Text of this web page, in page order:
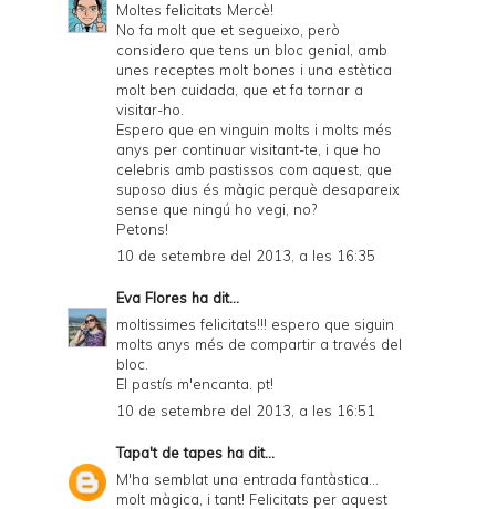
i
e
d
d
P
Moltes felicitats Mercè!
No fa molt que et segueixo, però
considero que tens un bloc genial, amb
unes receptes molt bones i una estètica
molt ben cuidada, que et fa tornar a
visitar-ho.
Espero que en vinguin molts i molts més
anys per continuar visitant-te, i que ho
celebris amb pastissos com aquest, que
suposo dius és màgic perquè desapareix
sense que ningú ho vegi, no?
Petons!
10 de setembre del 2013, a les 16:35
Eva Flores ha dit...
moltissimes felicitats!!! espero que siguin
molts anys més de compartir a través del
bloc.
El pastís m'encanta. pt!
10 de setembre del 2013, a les 16:51
Tapa't de tapes ha dit...
M'ha semblat una entrada fantàstica...
molt màgica, i tant! Felicitats per aquest